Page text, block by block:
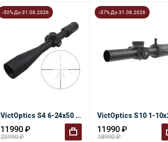
-50% До 31.08.2026
VictOptics S4 6-24x50 FFP
11990 ₽
23990 ₽
-37% До 31.08.2026
11990 ₽
18990 ₽